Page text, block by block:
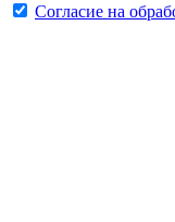
Согласие на